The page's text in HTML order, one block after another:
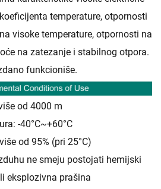
temperature, otpornosti
visoke temperature, otpornosti na
na zatezanje i stabilnog otpora.
funkcioniše.
od 4000 m
-40°C~+60°C
od 95% (pri 25°C)
ne smeju postojati hemijski
eksplozivna prašina